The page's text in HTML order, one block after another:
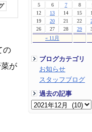
« 11月
5
6 7 8
12
13 14 15
19
20 21 22
26
27 28 29
ブログカテゴリ
お知らせ
スタッフブログ
過去の記事
の
が